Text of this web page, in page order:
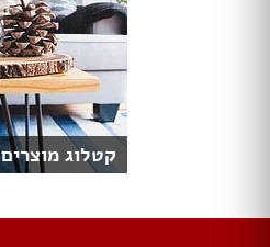
קטלוג מוצרים